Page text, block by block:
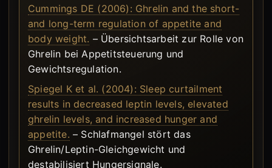
Cummings DE (2006): Ghrelin and the short-
and long-term regulation of appetite and
body weight. – Übersichtsarbeit zur Rolle von
Ghrelin bei Appetitsteuerung und
Gewichtsregulation.
Spiegel K et al. (2004): Sleep curtailment
results in decreased leptin levels, elevated
ghrelin levels, and increased hunger and
appetite. – Schlafmangel stört das
Ghrelin/Leptin-Gleichgewicht und
destabilisiert Hungersignale.